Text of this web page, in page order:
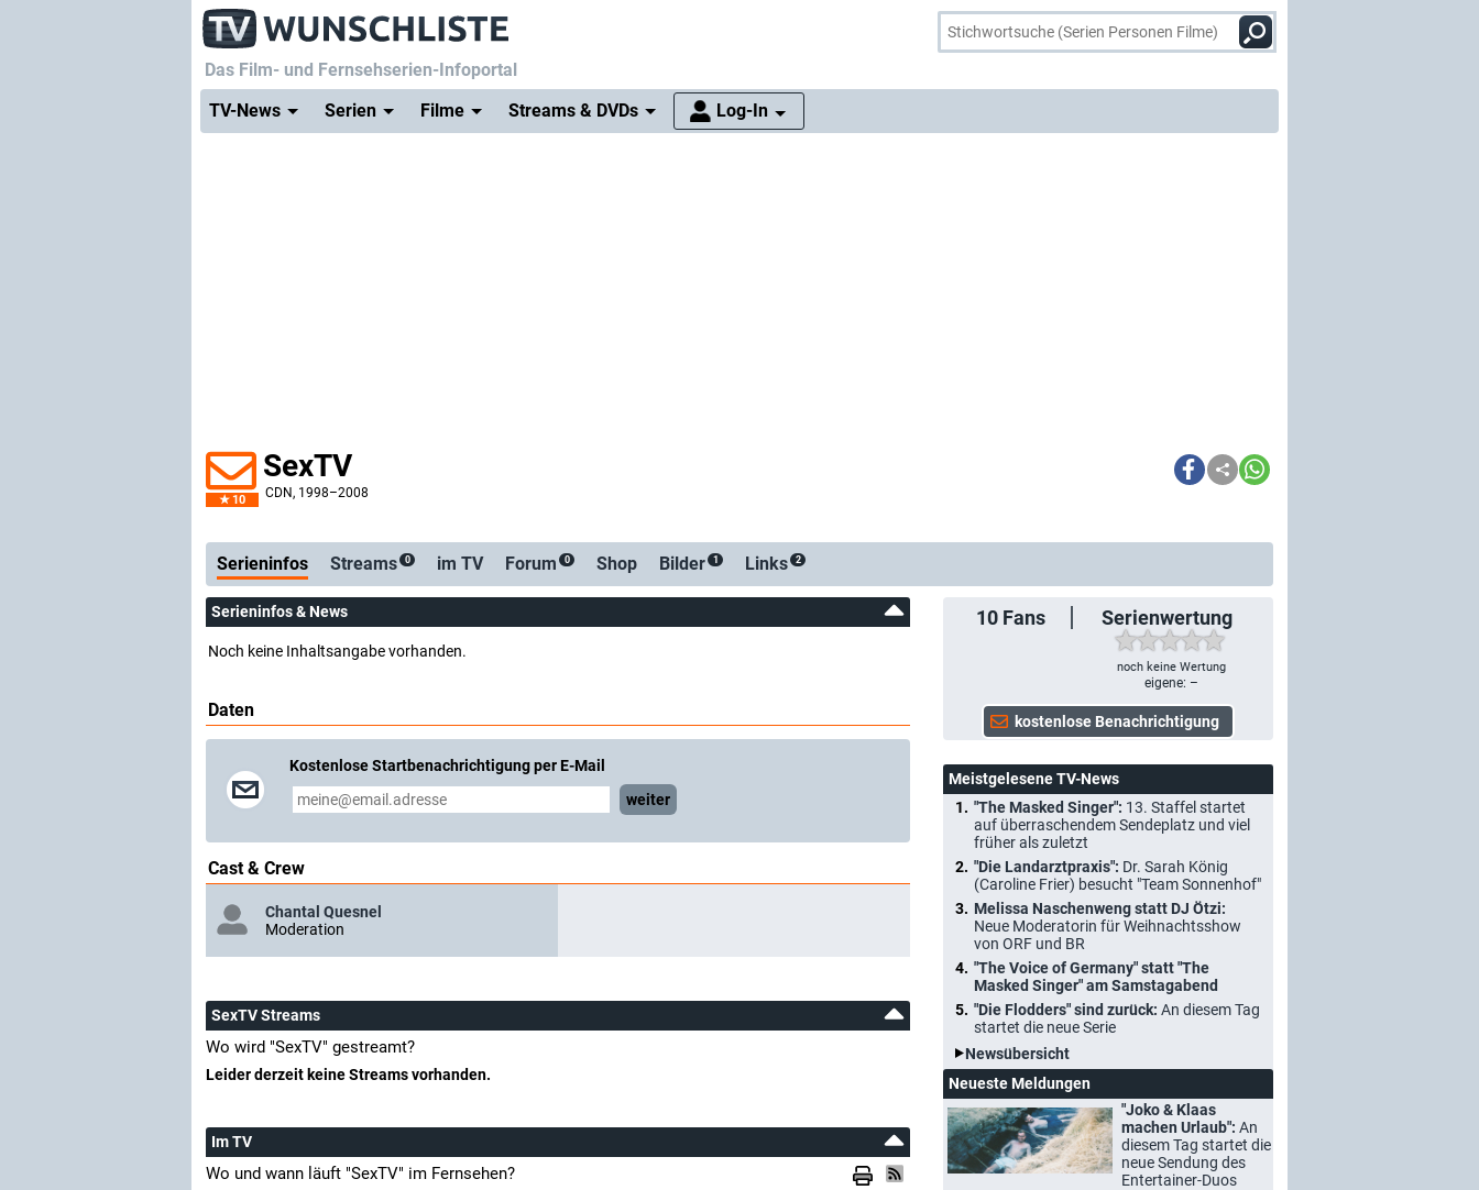
Das Film- und Fernsehserien-Infoportal
TV-News
Serien Filme Streams & DVDs Log-In
10
SexTV
CDN, 1998–2008
Serienticker
Serieninfos Streams 0 im TV Forum 0 Shop Bilder 1 Links 2
10 Fans Serienwertung
noch keine Wertung
eigene: –
Serieninfos & News
Noch keine Inhaltsangabe vorhanden.
Daten
Kostenlose Startbenachrichtigung per E-Mail
weiter
Cast & Crew
Chantal Quesnel
Moderation
SexTV Streams
Wo wird "SexTV" gestreamt?
Leider derzeit keine Streams vorhanden.
Im TV
Wo und wann läuft "SexTV" im Fernsehen?
Meistgelesene TV-News
"The Masked Singer": 13. Staffel startet
auf überraschendem Sendeplatz und viel
früher als zuletzt
"Die Landarztpraxis": Dr. Sarah König
(Caroline Frier) besucht "Team Sonnenhof"
Melissa Naschenweng statt DJ Ötzi:
Neue Moderatorin für Weihnachtsshow
von ORF und BR
"The Voice of Germany" statt "The
Masked Singer" am Samstagabend
"Die Flodders" sind zurück: An diesem Tag
startet die neue Serie
Newsübersicht
Neueste Meldungen
"Joko & Klaas
machen Urlaub": An
diesem Tag startet die
neue Sendung des
Entertainer-Duos